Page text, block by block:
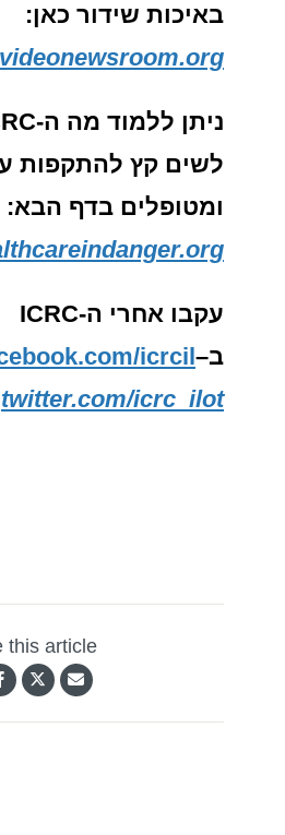
באיכות שידור כאן:
ניתן ללמוד מה ה-ICRC
לשים קץ להתקפות
ומטופלים בדף הבא:
עקבו אחרי ה-ICRC
ב–
icrcil
twitter.com/icrc_ilot
this article